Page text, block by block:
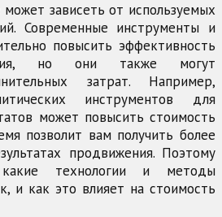
может зависеть от используемых
Современные инструменты и
повысить эффективность
но они также могут
затрат. Например,
инструментов для
может повысить стоимость
позволит вам получить более
продвижения. Поэтому
технологии и методы
и как это влияет на стоимость